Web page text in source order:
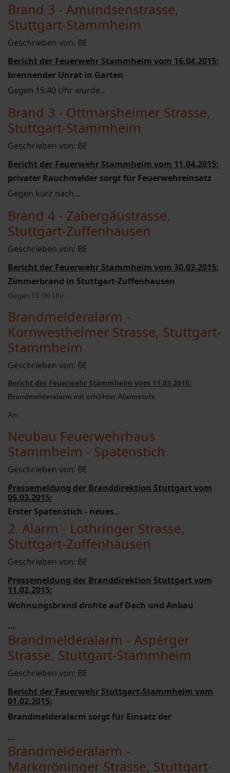
Brand 3 - Amundsenstrasse,
Stuttgart-Stammheim
Geschrieben von: BE
Bericht der Feuerwehr Stammheim vom 16.04.2015:
brennender Unrat in Garten
Gegen 15:40 Uhr wurde...
Brand 3 - Ottmarsheimer Strasse,
Stuttgart-Stammheim
Geschrieben von: BE
Bericht der Feuerwehr Stammheim vom 11.04.2015:
privater Rauchmelder sorgt für Feuerwehreinsatz
Gegen kurz nach...
Brand 4 - Zabergäustrasse,
Stuttgart-Zuffenhausen
Geschrieben von: BE
Bericht der Feuerwehr Stammheim vom 30.03.2015:
Zimmerbrand in Stuttgart-Zuffenhausen
Gegen 01:00 Uhr...
Brandmelderalarm -
Kornwestheimer Strasse, Stuttgart-
Stammheim
Geschrieben von: BE
Bericht der Feuerwehr Stammheim vom 11.03.2015:
Brandmelderalarm mit erhöhter Alarmstufe
Am...
Neubau Feuerwehrhaus
Stammheim - Spatenstich
Geschrieben von: BE
Pressemeldung der Branddirektion Stuttgart vom
05.03.2015:
Erster Spatenstich - neues...
2. Alarm - Lothringer Strasse,
Stuttgart-Zuffenhausen
Geschrieben von: BE
Pressemeldung der Branddirektion Stuttgart vom
11.02.2015:
Wohnungsbrand drohte auf Dach und Anbau
...
Brandmelderalarm - Asperger
Strasse, Stuttgart-Stammheim
Geschrieben von: BE
Bericht der Feuerwehr Stuttgart-Stammheim vom
01.02.2015:
Brandmelderalarm sorgt für Einsatz der
...
Brandmelderalarm -
Markgröninger Strasse, Stuttgart-